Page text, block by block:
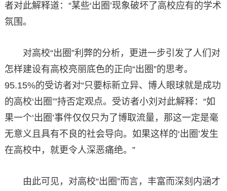
者对此解释道：“某些‘出圈’现象破坏了高校应有的学术
氛围。
对高校“出圈”利弊的分析，更进一步引发了人们对
怎样建设有高校亮丽底色的正向“出圈”的思考。
95.15%的受访者对“只要标新立异、博人眼球就是成功
的高校‘出圈’”持否定观点。受访者小刘对此解释：“如
果一个‘出圈’事件仅仅只为了博取流量，那这一定是毫
无意义且具有不良的社会导向。如果这样的‘出圈’发生
在高校中，就更令人深恶痛绝。”
由此可见，对高校“出圈”而言，丰富而深刻内涵才